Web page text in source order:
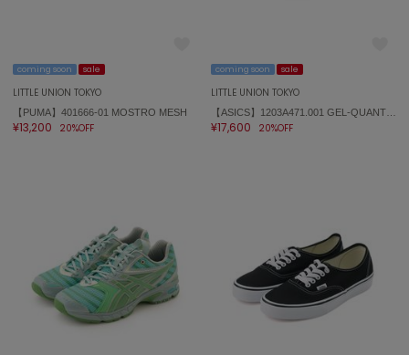
coming soon sale
LITTLE UNION TOKYO
【PUMA】401666-01 MOSTRO MESH
¥13,200 20%OFF
coming soon sale
LITTLE UNION TOKYO
【ASICS】1203A471.001 GEL-QUANTUM 360 VIII UTILITY
¥17,600 20%OFF